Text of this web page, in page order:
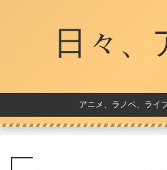
日々、
アニメ、ラノベ、ライ